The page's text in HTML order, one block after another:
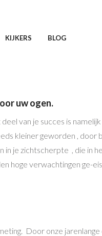
KIJKERS BLOG
uw ogen.
van je succes is
kleiner geworden , door
in je zichtscherpte , die in
hoge verwachtingen ge-
Door onze